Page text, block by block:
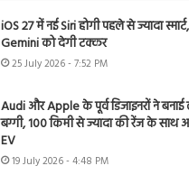
iOS 27 में नई Siri होगी पहले से ज्यादा
Gemini को देगी टक्कर
25 July 2026 - 7:52 PM
Audi और Apple के पूर्व डिजाइनरों ने बनाई
बग्गी, 100 किमी से ज्यादा की रेंज के
EV
19 July 2026 - 4:48 PM